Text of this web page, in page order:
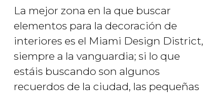
La mejor zona en la que buscar
elementos para la decoración de
interiores es el Miami Design District,
siempre a la vanguardia; si lo que
estáis buscando son algunos
recuerdos de la ciudad, las pequeñas